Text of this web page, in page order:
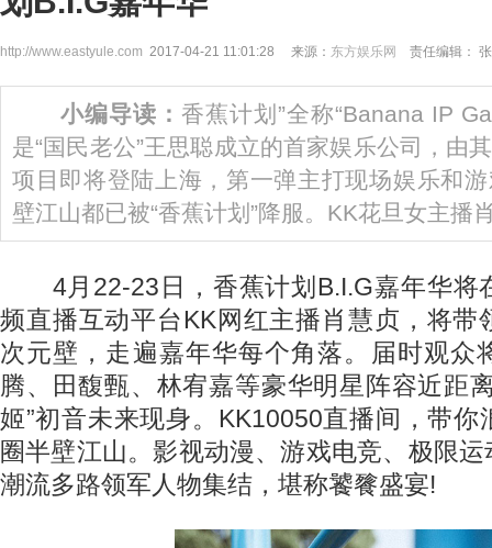
http://www.eastyule.com 2017-04-21 11:01:28 来源： 东方娱乐网 责任编辑：
小编导读： 香蕉计划”全称“Banana IP
是“国民老公”王思聪成立的首家娱乐公司，由
项目即将登陆上海，第一弹主打现场娱乐和
壁江山都已被“香蕉计划”降服。KK花旦女主播
4月22-23日，香蕉计划B.I.G嘉年华将
频直播互动平台KK网红主播肖慧贞，将带
次元壁，走遍嘉年华每个角落。届时观众
腾、田馥甄、林宥嘉等豪华明星阵容近距
姬”初音未来现身。KK10050直播间，带
圈半壁江山。影视动漫、游戏电竞、极限
潮流多路领军人物集结，堪称饕餮盛宴!